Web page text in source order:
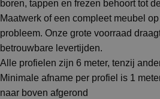
boren, tappen en frezen behoort tot
Maatwerk of een compleet meubel
probleem. Onze grote voorraad
betrouwbare levertijden.
Alle profielen zijn 6 meter, tenzij
Minimale afname per profiel is 1
naar boven afgerond